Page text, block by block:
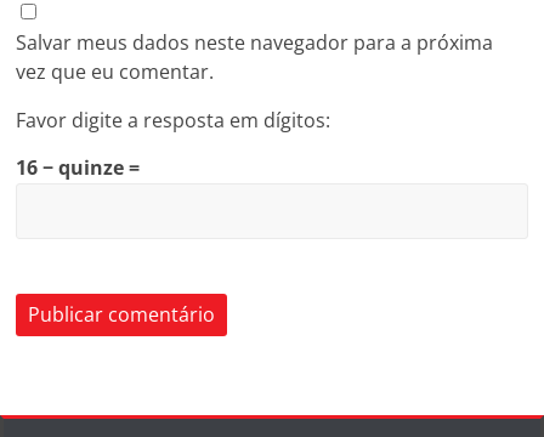
Salvar meus dados neste navegador para a próxima
vez que eu comentar.
Favor digite a resposta em dígitos:
16 − quinze =